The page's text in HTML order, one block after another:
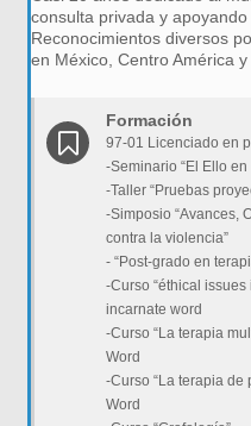
consulta privada y
Reconocimientos diversos
en México, Centro América
Formación
97-01 Licenciado en
-Seminario “El Ello en
-Taller “Pruebas
-Simposio “Avances,
contra la violencia”
- “Post-grado en
-Curso “éthical
incarnate word
-Curso “La terapia
Word
-Curso “La terapia de
Word